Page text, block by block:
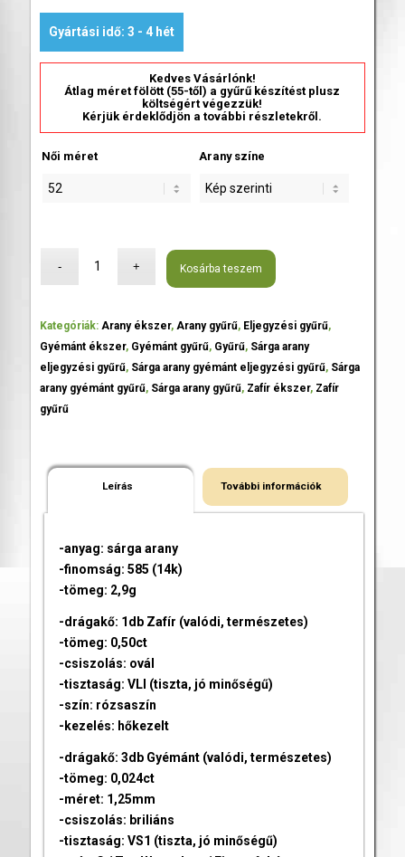
Gyártási idő: 3 - 4 hét
Kedves Vásárlónk!
Átlag méret fölött (55-től) a gyűrű készítést plusz
költségért végezzük!
Kérjük érdeklődjön a további részletekről.
Női méret Arany színe
Kosárba teszem
Kategóriák: Arany ékszer, Arany gyűrű, Eljegyzési gyűrű,
Gyémánt ékszer, Gyémánt gyűrű, Gyűrű, Sárga arany
eljegyzési gyűrű, Sárga arany gyémánt eljegyzési gyűrű, Sárga
arany gyémánt gyűrű, Sárga arany gyűrű, Zafír ékszer, Zafír
gyűrű
Leírás További információk
-anyag: sárga arany
-finomság: 585 (14k)
-tömeg: 2,9g
-drágakő: 1db Zafír (valódi, természetes)
-tömeg: 0,50ct
-csiszolás: ovál
-tisztaság: VLI (tiszta, jó minőségű)
-szín: rózsaszín
-kezelés: hőkezelt
-drágakő: 3db Gyémánt (valódi, természetes)
-tömeg: 0,024ct
-méret: 1,25mm
-csiszolás: briliáns
-tisztaság: VS1 (tiszta, jó minőségű)